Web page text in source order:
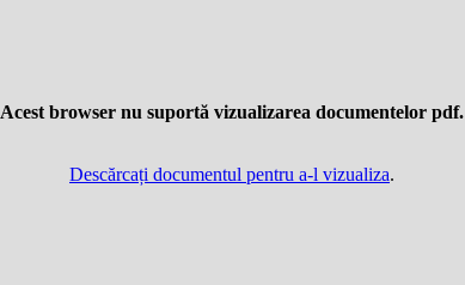
Acest browser nu suportă vizualizarea documentelor pdf.
Descărcați documentul pentru a-l vizualiza.